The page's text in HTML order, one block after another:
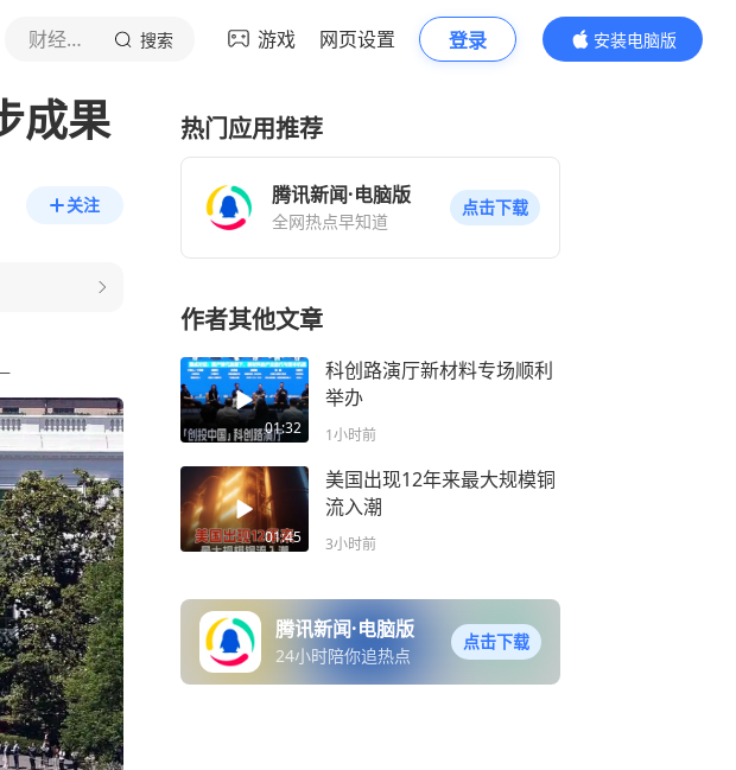
财经杂志 搜索 游戏 网页设置 登录
安装电脑版
内容更精彩
成果
关注
热门应用推荐
腾讯新闻·电脑版
全网热点早知道
点击下载
作者其他文章
01:32
科创路演厅新材料专场顺利
举办
1小时前
01:45
美国出现12年来最大规模铜
流入潮
3小时前
腾讯新闻·电脑版
24小时陪你追热点
点击下载